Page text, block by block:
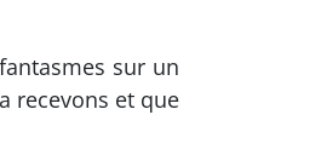
sur un
recevons et que